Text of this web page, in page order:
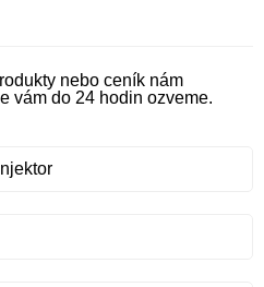
nebo ceník nám
vám do 24 hodin ozveme.